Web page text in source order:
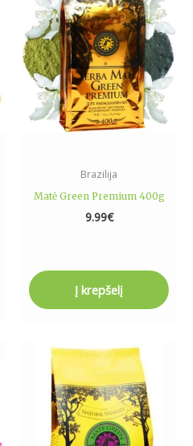
Brazilija
Matė Green Premium 400g
9.99€
Į krepšelį